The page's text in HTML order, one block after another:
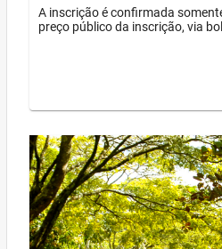
A inscrição é confirmada
preço público da inscrição, via